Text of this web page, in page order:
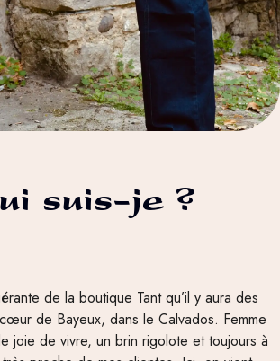
suis-je ?
de la boutique Tant qu’il y aura des
de Bayeux, dans le Calvados. Femme
joie de vivre, un brin rigolote et toujours à